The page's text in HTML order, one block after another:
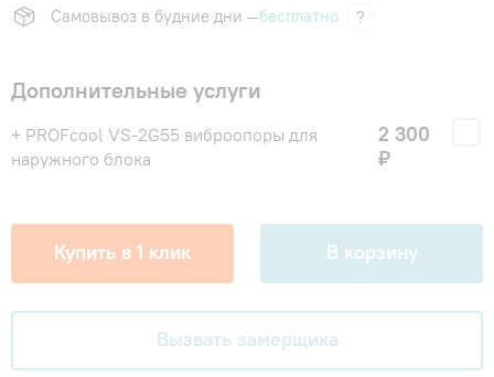
Самовывоз в будние дни —бесплатно ?
Дополнительные услуги
+ PROFcool VS-2G55 виброопоры для
наружного блока
2 300
₽
Купить в 1 клик В корзину
Вызвать замерщика